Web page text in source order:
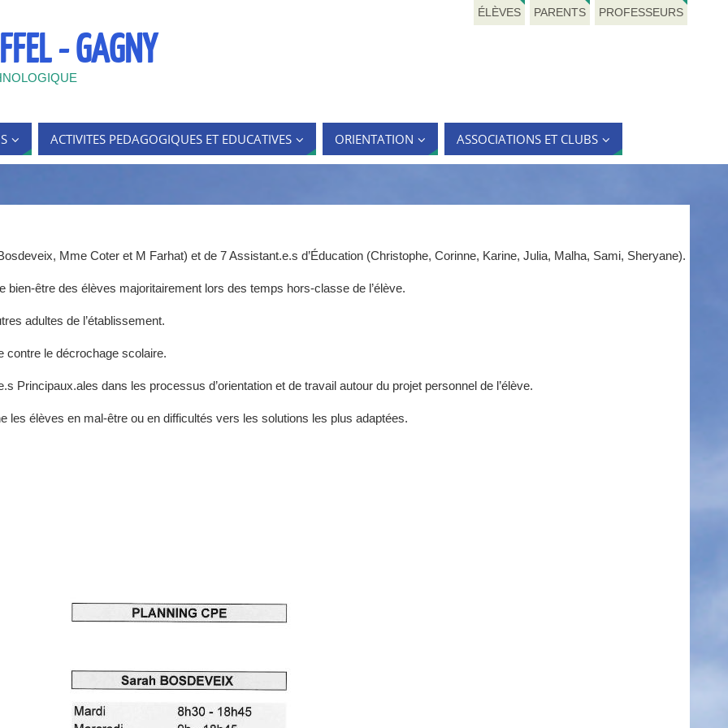
ÉLÈVES PARENTS PROFESSEURS
- GAGNY
ACTIVITES PEDAGOGIQUES ET EDUCATIVES ORIENTATION ASSOCIATIONS ET CLUBS
Mme Coter et M Farhat) et de 7 Assistant.e.s d’Éducation (Christophe, Corinne, Karine, Julia, Malha, Sami, Sheryane).
bien-être des élèves majoritairement lors des temps hors-classe de l’élève.
adultes de l’établissement.
contre le décrochage scolaire.
Principaux.ales dans les processus d’orientation et de travail autour du projet personnel de l’élève.
les élèves en mal-être ou en difficultés vers les solutions les plus adaptées.